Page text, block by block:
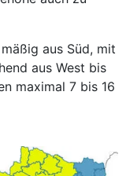
aus Süd, mit
aus West bis
maximal 7 bis 16